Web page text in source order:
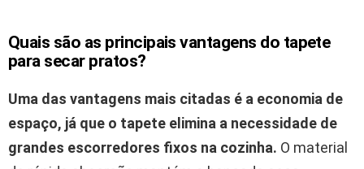
Quais são as principais vantagens do tapete
para secar pratos?
Uma das vantagens mais citadas é a economia de
espaço, já que o tapete elimina a necessidade de
grandes escorredores fixos na cozinha. O material